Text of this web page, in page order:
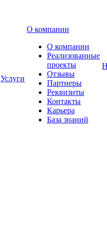
Услуги
О компании
О компании
Реализованные
проекты
Отзывы
Партнеры
Реквизиты
Контакты
Карьера
База знаний